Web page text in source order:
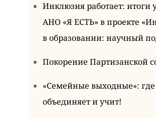
Инклюзия работает: итоги
АНО «Я ЕСТЬ» в проекте
в образовании: научный
Покорение Партизанской
«Семейные выходные»:
объединяет и учит!